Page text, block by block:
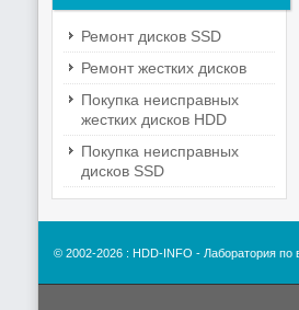
Ремонт дисков SSD
Ремонт жестких дисков
Покупка неисправных
жестких дисков HDD
Покупка неисправных
дисков SSD
© 2002-2026 : HDD-INFO -